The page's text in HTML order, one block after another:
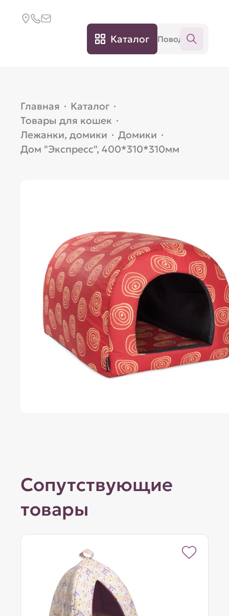
Каталог
Главная · Каталог ·
Товары для кошек ·
Лежанки, домики · Домики ·
Дом "Экспресс", 400*310*310мм
Сопутствующие
товары